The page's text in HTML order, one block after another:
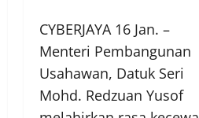
CYBERJAYA 16 Jan. –
Menteri Pembangunan
Usahawan, Datuk Seri
Mohd. Redzuan Yusof